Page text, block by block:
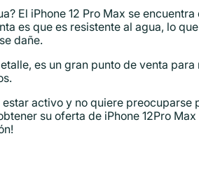
El iPhone 12 Pro Max se
es que es resistente al agua, lo
dañe.
es un gran punto de venta
activo y no quiere preocuparse
su oferta de iPhone 12Pro